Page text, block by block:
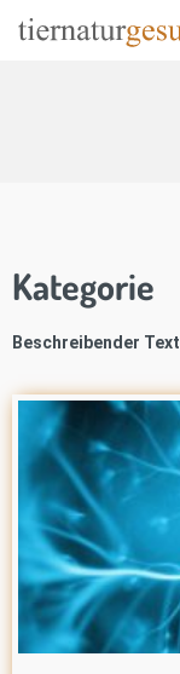
Kategorie
Beschreibender Text